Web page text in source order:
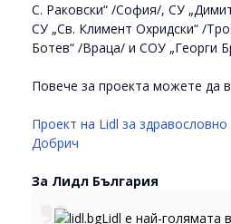
С. Раковски“ /София/, СУ
СУ „Св. Климент Охридски“ /
Ботев“ /Враца/ и СОУ „Георги
Повече за проекта можете да
Проект на Lidl за здравословно
Добрич
За Лидл България
Lidl е най-голямата